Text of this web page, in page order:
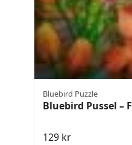
Bluebird Puzzle
Bluebird Pussel –
129 kr